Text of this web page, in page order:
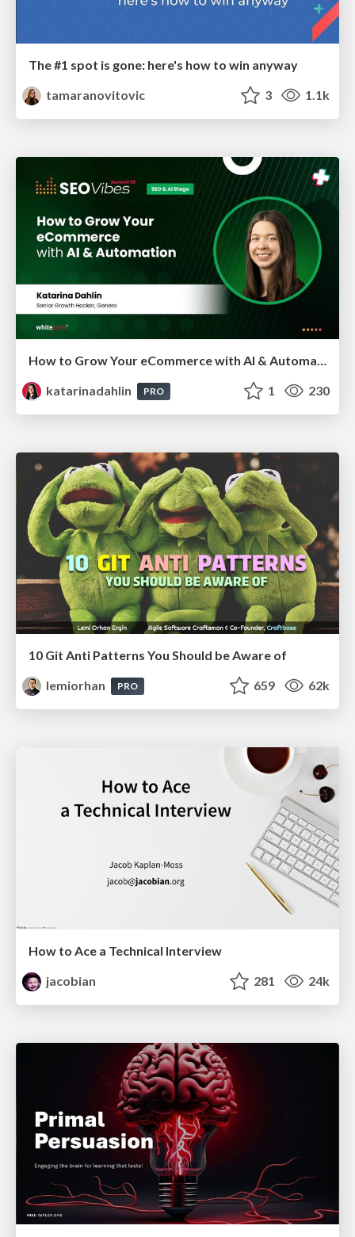
The #1 spot is gone: here's how to win anyway
tamaranovitovic
3 1.1k
How to Grow Your eCommerce with AI & Automation
katarinadahlin
PRO 1 230
10 Git Anti Patterns You Should be Aware of
lemiorhan
PRO 659 62k
How to Ace a Technical Interview
jacobian
281 24k